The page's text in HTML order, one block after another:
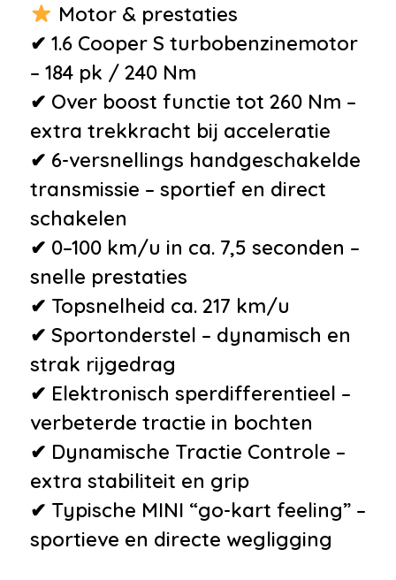
•Brake Assist System
• Elektronisch Stabiliteits
Programma
• Airbag(s) hoofd voor
•Airbag(s) side voor
• Airbag bestuurder
• Airbag passagier
•Alarm klasse 1(startblokkering)
• Bandenspanningscontrolesysteem
•Derde remlicht
Overige
•Automatische airconditioning
•Dynamische Tractie Controle
(DTC)
•John Cooper Works Package
•Leder stuurwiel
•Mistlampen voor
•Multifunctioneel stuurwiel
Motor & prestaties
✔ 1.6 Cooper S turbobenzinemotor
– 184 pk / 240 Nm
✔ Over boost functie tot 260 Nm –
extra trekkracht bij acceleratie
✔ 6-versnellings handgeschakelde
transmissie – sportief en direct
schakelen
✔ 0–100 km/u in ca. 7,5 seconden –
snelle prestaties
✔ Topsnelheid ca. 217 km/u
✔ Sportonderstel – dynamisch en
strak rijgedrag
✔ Elektronisch sperdifferentieel –
verbeterde tractie in bochten
✔ Dynamische Tractie Controle –
extra stabiliteit en grip
✔ Typische MINI “go-kart feeling” –
sportieve en directe wegligging